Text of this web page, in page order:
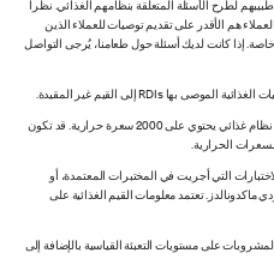
لطرح الأسئلة المتعلقة بنظامهم الغذائي. نظراً
هم الأقدر على تقديم توصيات للعملاء الذين
خاصة. إذا كانت لديك أسئلة حول طعامنا، يُرجى التواصل
تستند النسبة المئوية للقيم الغذائية اليومية (DV) إلى نظام غذائي يحتوي على 2000 سعرة حرارية. قد تكون
الحرارية.
التي أجريت في المختبرات المعتمدة، أو
تعتمد معلومات القيم الغذائية على
على مستويات التعبئة القياسية بالإضافة إلى